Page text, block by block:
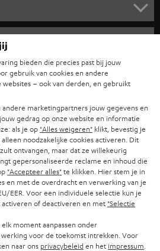
bieden die precies past bij jouw
gebruik van cookies en andere
– ook van derden, en gebruikt
marketingpartners jouw gegevens en
gedrag op onze website en informatie
als je op "Alles weigeren" klikt, bevestig je
noodzakelijke cookies activeren. Dit
ontvangen, maar dat ze willekeurig
gepersonaliseerde reclame en inhoud die
"Accepteer alles"te klikken. Hier stem je in
en met de overdracht en verwerking van je
EER. Voor een individuele selectie kun je
of deactiveren en met "Selectie
moment aanpassen onder
voor de toekomst intrekken. Voor
naar ons privacybeleiden het impressum